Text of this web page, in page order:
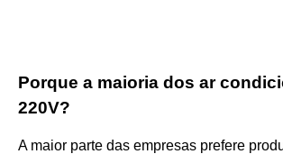
Porque a maioria dos ar
220V?
A maior parte das empresas prefere